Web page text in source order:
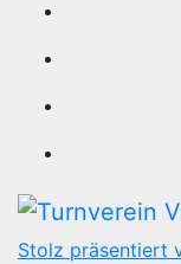
Stolz präsentiert